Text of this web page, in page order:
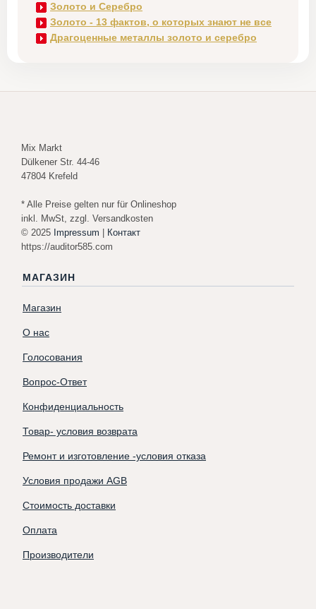
Золото и Серебро
Золото - 13 фактов, о которых знают не все
Драгоценные металлы золото и серебро
Mix Markt
Dülkener Str. 44-46
47804 Krefeld
* Alle Preise gelten nur für Onlineshop
inkl. MwSt, zzgl. Versandkosten
© 2025 Impressum
Контакт
https://auditor585.com
МАГАЗИН
Магазин
О нас
Голосования
Вопрос-Ответ
Конфиденциальность
Товар- условия возврата
Ремонт и изготовление -условия отказа
Условия продажи AGB
Стоимость доставки
Оплата
Производители